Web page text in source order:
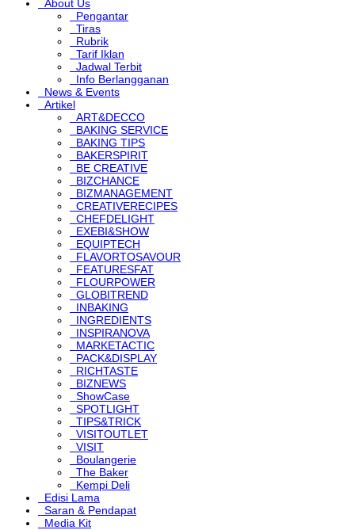
About Us
Pengantar
Tiras
Rubrik
Tarif Iklan
Jadwal Terbit
Info Berlangganan
News & Events
Artikel
ART&DECCO
BAKING SERVICE
BAKING TIPS
BAKERSPIRIT
BE CREATIVE
BIZCHANCE
BIZMANAGEMENT
CREATIVERECIPES
CHEFDELIGHT
EXEBI&SHOW
EQUIPTECH
FLAVORTOSAVOUR
FEATURESFAT
FLOURPOWER
GLOBITREND
INBAKING
INGREDIENTS
INSPIRANOVA
MARKETACTIC
PACK&DISPLAY
RICHTASTE
BIZNEWS
ShowCase
SPOTLIGHT
TIPS&TRICK
VISITOUTLET
VISIT
Boulangerie
The Baker
Kempi Deli
Edisi Lama
Saran & Pendapat
Media Kit